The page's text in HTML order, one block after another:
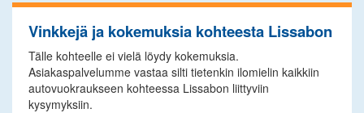
Vinkkejä ja kokemuksia kohteesta Lissabon
Tälle kohteelle ei vielä löydy kokemuksia.
Asiakaspalvelumme vastaa silti tietenkin ilomielin kaikkiin
autovuokraukseen kohteessa Lissabon liittyviin
kysymyksiin.